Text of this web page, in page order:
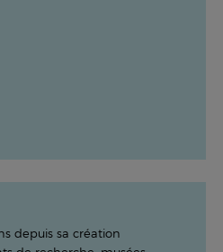
depuis sa création